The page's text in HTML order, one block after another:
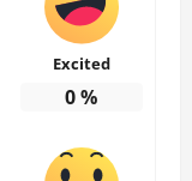
Excited
0%